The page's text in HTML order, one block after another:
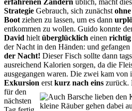
Strategie Gebrauch, sich zunächst
Boot ziehen zu lassen, um es dann
entkommen zu wollen. Guido konnte
David hielt überglücklich einen richtig
der Nacht in den Händen: und gefangen
der Nacht! Dieser Fisch sollte dann
ausreichend Kalorien sorgen, da die
ausgegangen waren. Die zwei kam von
Exkursion erst kurz nach eins zurück.
für den
nächsten